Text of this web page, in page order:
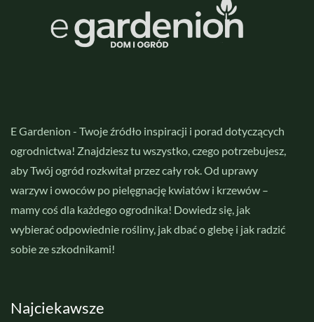
E Gardenion - Twoje źródło inspiracji i porad dotyczących
ogrodnictwa! Znajdziesz tu wszystko, czego potrzebujesz,
aby Twój ogród rozkwitał przez cały rok. Od uprawy
warzyw i owoców po pielęgnację kwiatów i krzewów –
mamy coś dla każdego ogrodnika! Dowiedz się, jak
wybierać odpowiednie rośliny, jak dbać o glebę i jak radzić
sobie ze szkodnikami!
Najciekawsze